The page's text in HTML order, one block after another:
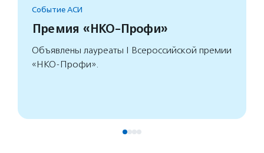
Событие АСИ
Премия «НКО-Профи»
Объявлены лауреаты I Всероссийской премии
«НКО-Профи».